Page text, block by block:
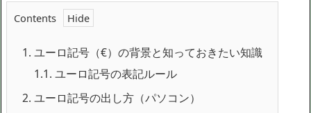
Contents
1. ユーロ記号（€）の背景と知っておきたい知識
1.1. ユーロ記号の表記ルール
2. ユーロ記号の出し方（パソコン）